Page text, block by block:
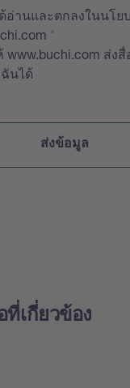
อ่านและตกลงในนโย
ส่งสื่
นได้
ที่เกี่ยวข้อง